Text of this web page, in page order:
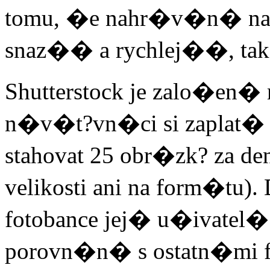
tomu, �e nahr�v�n� na
snaz�� a rychlej��,
Shutterstock je zalo�en�
n�v�t?vn�ci si zaplat�
stahovat 25 obr�zk? za
velikosti ani na
fotobance jej� u�ivatel�
porovn�n� s ostatn�mi